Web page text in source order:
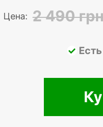
Цена: 2 490